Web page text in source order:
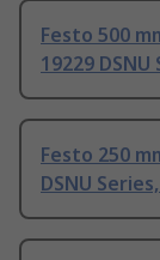
Festo 500
19229
Festo 250
DSNU